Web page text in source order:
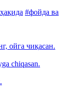
#фойда ва
ойга чиқасан.
chiqasan.